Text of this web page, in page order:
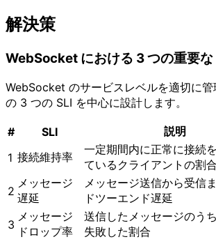
解決策
WebSocket における 3 つの重要な
WebSocket のサービスレベルを適切に
の 3 つの SLI を中心に設計します。
# SLI 説明
1 接続維持率
一定期間内に正常に接続
ているクライアントの割合
2
メッセージ
遅延
メッセージ送信から受信
ドツーエンド遅延
3
メッセージ
ドロップ率
送信したメッセージのう
失敗した割合